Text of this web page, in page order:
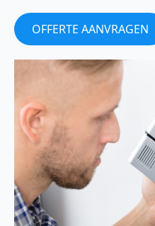
OFFERTE AANVRAGEN